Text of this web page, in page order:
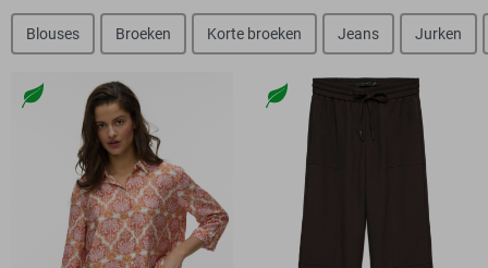
Blouses Broeken Korte broeken Jeans Jurken